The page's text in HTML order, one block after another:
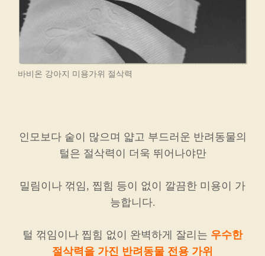
바비온 강아지 미용가위 절삭력
인모보다 숱이 많으며 얇고 부드러운 반려동물의
털은 절삭력이 더욱 뛰어나야만
밀림이나 꺾임, 찝힘 등이 없이 깔끔한 미용이 가
능합니다.
털 꺾임이나 찝힘 없이 완벽하게 잘리는 우수한
절삭력을 가진 반려동물 전용 가위